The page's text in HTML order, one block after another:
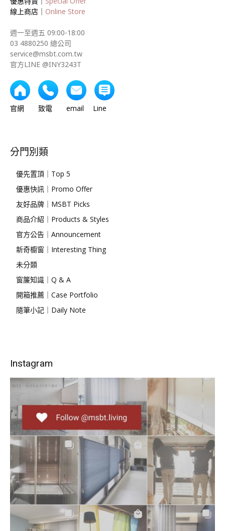
線上商店｜ Online Store
週一至週五 09:00-18:00
03 4880250 總公司
service@msbt.com.tw
官方LINE @INY3243T
官網 致電 email Line
分門別類
優先置頂｜Top 5
優惠快訊｜Promo Offer
友好品牌｜MSBT Picks
商品介紹｜Products & Styles
官方公告｜Announcement
新奇櫥窗｜Interesting Thing
未分類
窗簾知識｜Q & A
開箱推薦｜Case Portfolio
隨筆小記｜Daily Note
Instagram